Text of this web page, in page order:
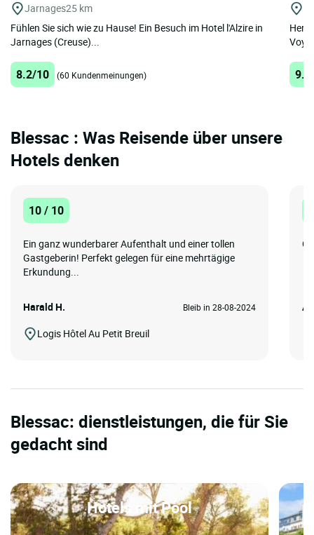
Jarnages25 km
Fühlen Sie sich wie zu Hause! Ein Besuch im Hotel l'Alzire in
Jarnages (Creuse)...
8.2/10 (60 Kundenmeinungen)
Blessac : Was Reisende über unsere
Hotels denken
10 / 10
Ein ganz wunderbarer Aufenthalt und einer tollen
Gastgeberin! Perfekt gelegen für eine mehrtägige
Erkundung...
Harald H. Bleib in 28-08-2024
Logis Hôtel Au Petit Breuil
Blessac: dienstleistungen, die für Sie
gedacht sind
Hotels mit Pool